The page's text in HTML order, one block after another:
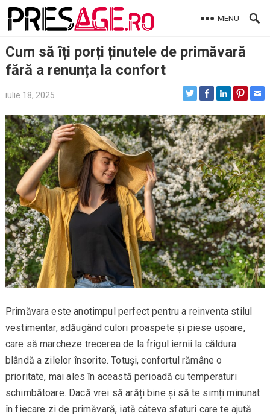
Skip
MENU
Cum să îți porți ținutele de primăvară
fără a renunța la confort
iulie 18, 2025
Primăvara este anotimpul perfect pentru a reinventa stilul
vestimentar, adăugând culori proaspete și piese ușoare,
care să marcheze trecerea de la frigul iernii la căldura
blândă a zilelor însorite. Totuși, confortul rămâne o
prioritate, mai ales în această perioadă cu temperaturi
schimbătoare. Dacă vrei să arăți bine și să te simți minunat
în fiecare zi de primăvară, iată câteva sfaturi care te ajută